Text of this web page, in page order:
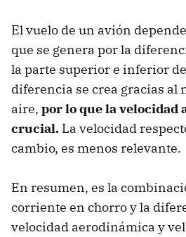
El vuelo de un avión
que se genera por la
la parte superior e inferior
diferencia se crea gracias al
aire, por lo que la velocidad
crucial. La velocidad
cambio, es menos relevante.
En resumen, es la
corriente en chorro y la
velocidad aerodinámica y